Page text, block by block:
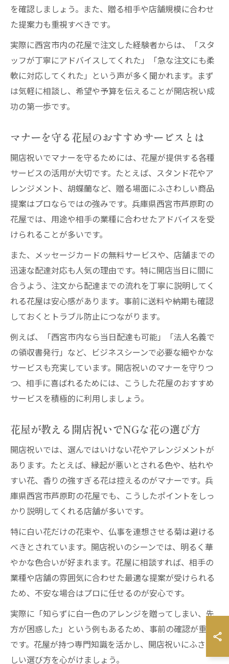
を確認しましょう。また、贈る相手や店舗規模に合わせ
た提案力も重視すべきです。
実際に西宮市内の花屋で注文した経験者からは、「スタ
ッフが丁寧にアドバイスしてくれた」「急な注文にも柔
軟に対応してくれた」という声が多く聞かれます。まず
は気軽に相談し、希望や予算を伝えることが開店祝い成
功の第一歩です。
マナーを守る花屋のおすすめサービスとは
開店祝いでマナーを守るためには、花屋が提供する各種
サービスの活用が大切です。たとえば、スタンド花やア
レンジメント、胡蝶蘭など、贈る場面にふさわしい商品
提案はプロならではの強みです。兵庫県西宮市芦原町の
花屋では、用途や相手の業種に合わせたアドバイスを受
けられることが多いです。
また、メッセージカードの無料サービスや、店舗までの
迅速な配達対応も人気の理由です。特に開店当日に間に
合うよう、注文から配達までの流れを丁寧に説明してく
れる花屋は安心感があります。事前に送料や納期も確認
しておくとトラブル防止につながります。
例えば、「西宮市内なら当日配達も可能」「法人名義で
の領収書発行」など、ビジネスシーンで必要な細やかな
サービスも充実しています。開店祝いのマナーを守りつ
つ、相手に喜ばれるためには、こうした花屋のおすすめ
サービスを積極的に利用しましょう。
花屋が教える開店祝いでNGな花の選び方
開店祝いでは、選んではいけない花やアレンジメントが
あります。たとえば、縁起が悪いとされる色や、枯れや
すい花、香りの強すぎる花は控えるのがマナーです。兵
庫県西宮市芦原町の花屋でも、こうしたポイントをしっ
かり説明してくれる店舗が多いです。
特に白い花だけの花束や、仏事を連想させる菊は避ける
べきとされています。開店祝いのシーンでは、明るく華
やかな色合いが好まれます。花屋に相談すれば、相手の
業種や店舗の雰囲気に合わせた最適な提案が受けられる
ため、不安な場合はプロに任せるのが安心です。
実際に「知らずに白一色のアレンジを贈ってしまい、先
方が困惑した」という例もあるため、事前の確認が重要
です。花屋が持つ専門知識を活かし、開店祝いにふさわ
しい選び方を心がけましょう。